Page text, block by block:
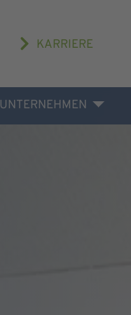
KARRIERE
UNTERNEHMEN